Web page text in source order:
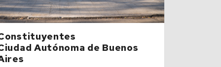
Autónoma de Buenos